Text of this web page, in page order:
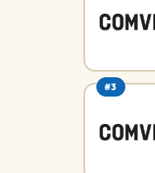
#3